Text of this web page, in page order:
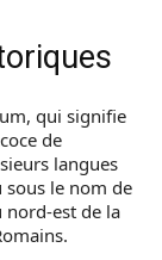
qui signifie
de
langues
sous le nom de
nord-est de la